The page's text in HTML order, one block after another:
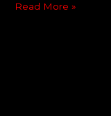
Read More »